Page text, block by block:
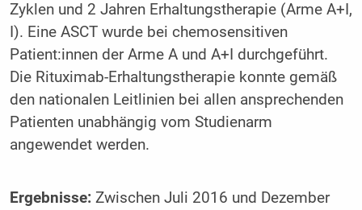
Zyklen und 2 Jahren Erhaltungstherapie (Arme A+I,
I). Eine ASCT wurde bei chemosensitiven
Patient:innen der Arme A und A+I durchgeführt.
Die Rituximab-Erhaltungstherapie konnte gemäß
den nationalen Leitlinien bei allen ansprechenden
Patienten unabhängig vom Studienarm
angewendet werden.
Ergebnisse: Zwischen Juli 2016 und Dezember